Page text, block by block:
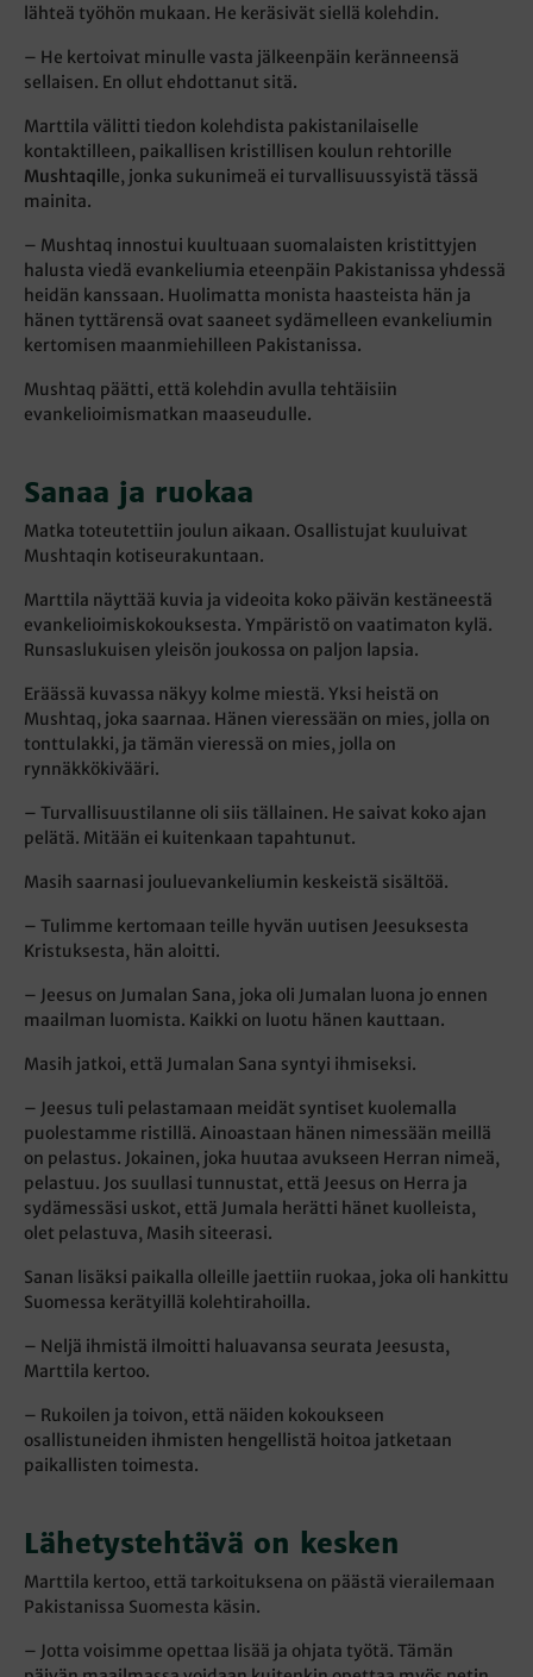
lähteä työhön mukaan. He keräsivät siellä kolehdin.
– He kertoivat minulle vasta jälkeenpäin keränneensä
sellaisen. En ollut ehdottanut sitä.
Marttila välitti tiedon kolehdista pakistanilaiselle
kontaktilleen, paikallisen kristillisen koulun rehtorille
Mushtaqille, jonka sukunimeä ei turvallisuussyistä tässä
mainita.
– Mushtaq innostui kuultuaan suomalaisten kristittyjen
halusta viedä evankeliumia eteenpäin Pakistanissa yhdessä
heidän kanssaan. Huolimatta monista haasteista hän ja
hänen tyttärensä ovat saaneet sydämelleen evankeliumin
kertomisen maanmiehilleen Pakistanissa.
Mushtaq päätti, että kolehdin avulla tehtäisiin
evankelioimismatkan maaseudulle.
Sanaa ja ruokaa
Matka toteutettiin joulun aikaan. Osallistujat kuuluivat
Mushtaqin kotiseurakuntaan.
Marttila näyttää kuvia ja videoita koko päivän kestäneestä
evankelioimiskokouksesta. Ympäristö on vaatimaton kylä.
Runsaslukuisen yleisön joukossa on paljon lapsia.
Eräässä kuvassa näkyy kolme miestä. Yksi heistä on
Mushtaq, joka saarnaa. Hänen vieressään on mies, jolla on
tonttulakki, ja tämän vieressä on mies, jolla on
rynnäkkökivääri.
– Turvallisuustilanne oli siis tällainen. He saivat koko ajan
pelätä. Mitään ei kuitenkaan tapahtunut.
Masih saarnasi jouluevankeliumin keskeistä sisältöä.
– Tulimme kertomaan teille hyvän uutisen Jeesuksesta
Kristuksesta, hän aloitti.
– Jeesus on Jumalan Sana, joka oli Jumalan luona jo ennen
maailman luomista. Kaikki on luotu hänen kauttaan.
Masih jatkoi, että Jumalan Sana syntyi ihmiseksi.
– Jeesus tuli pelastamaan meidät syntiset kuolemalla
puolestamme ristillä. Ainoastaan hänen nimessään meillä
on pelastus. Jokainen, joka huutaa avukseen Herran nimeä,
pelastuu. Jos suullasi tunnustat, että Jeesus on Herra ja
sydämessäsi uskot, että Jumala herätti hänet kuolleista,
olet pelastuva, Masih siteerasi.
Sanan lisäksi paikalla olleille jaettiin ruokaa, joka oli hankittu
Suomessa kerätyillä kolehtirahoilla.
– Neljä ihmistä ilmoitti haluavansa seurata Jeesusta,
Marttila kertoo.
– Rukoilen ja toivon, että näiden kokoukseen
osallistuneiden ihmisten hengellistä hoitoa jatketaan
paikallisten toimesta.
Lähetystehtävä on kesken
Marttila kertoo, että tarkoituksena on päästä vierailemaan
Pakistanissa Suomesta käsin.
– Jotta voisimme opettaa lisää ja ohjata työtä. Tämän